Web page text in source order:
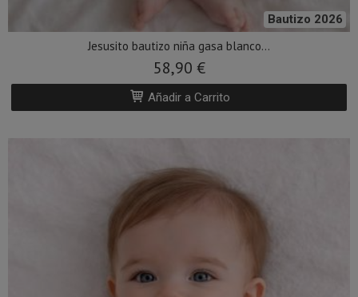
Bautizo 2026
Jesusito bautizo niña gasa blanco...
58,90 €
Añadir a Carrito